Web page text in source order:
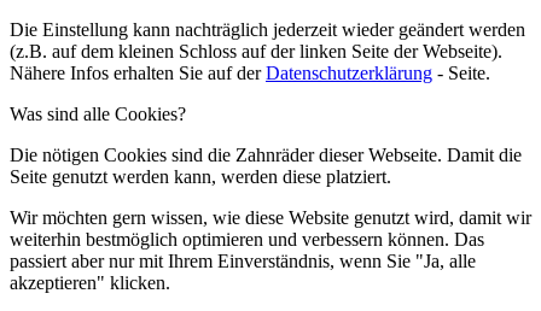
Die Einstellung kann nachträglich jederzeit wieder geändert werden
(z.B. auf dem kleinen Schloss auf der linken Seite der Webseite).
Nähere Infos erhalten Sie auf derDatenschutzerklärung - Seite.
Was sind alle Cookies?
Die nötigen Cookies sind die Zahnräder dieser Webseite. Damit die
Seite genutzt werden kann, werden diese platziert.
Wir möchten gern wissen, wie diese Website genutzt wird, damit wir
weiterhin bestmöglich optimieren und verbessern können. Das
passiert aber nur mit Ihrem Einverständnis, wenn Sie "Ja, alle
akzeptieren" klicken.